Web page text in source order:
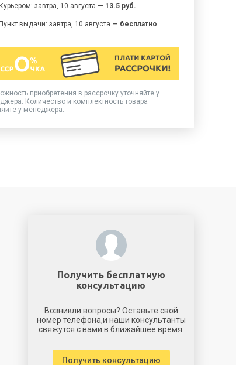
Курьером: завтра, 10 августа — 13.5 руб.
Пункт выдачи: завтра, 10 августа — бесплатно
приобретения в рассрочку уточняйте у
Количество и комплектность товара
у менеджера.
Получить бесплатную
консультацию
Возникли вопросы? Оставьте свой
номер телефона,и наши консультанты
свяжутся с вами в ближайшее время.
Получить консультацию